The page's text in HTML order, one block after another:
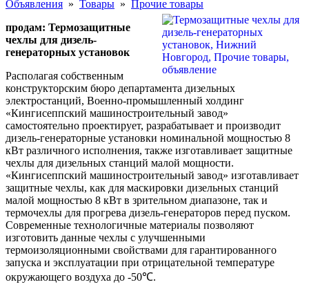
Объявления » Товары » Прочие товары
продам: Термозащитные
чехлы для дизель-
генераторных установок
Располагая собственным
конструкторским бюро департамента дизельных
электростанций, Военно-промышленный холдинг
«Кингисеппский машиностроительный завод»
самостоятельно проектирует, разрабатывает и производит
дизель-генераторные установки номинальной мощностью 8
кВт различного исполнения, также изготавливает защитные
чехлы для дизельных станций малой мощности.
«Кингисеппский машиностроительный завод» изготавливает
защитные чехлы, как для маскировки дизельных станций
малой мощностью 8 кВт в зрительном диапазоне, так и
термочехлы для прогрева дизель-генераторов перед пуском.
Современные технологичные материалы позволяют
изготовить данные чехлы с улучшенными
термоизоляционными свойствами для гарантированного
запуска и эксплуатации при отрицательной температуре
окружающего воздуха до -50℃.